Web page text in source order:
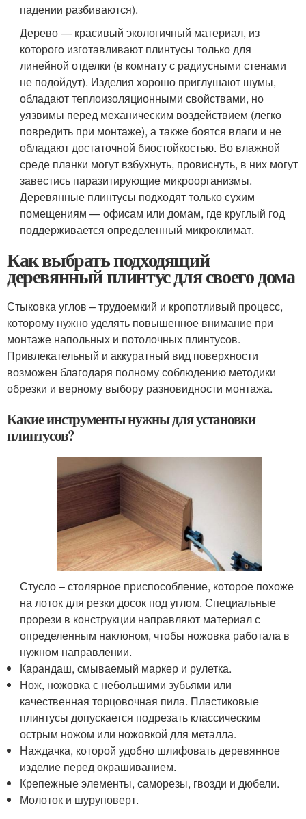
падении разбиваются).
Дерево — красивый экологичный материал, из
которого изготавливают плинтусы только для
линейной отделки (в комнату с радиусными стенами
не подойдут). Изделия хорошо приглушают шумы,
обладают теплоизоляционными свойствами, но
уязвимы перед механическим воздействием (легко
повредить при монтаже), а также боятся влаги и не
обладают достаточной биостойкостью. Во влажной
среде планки могут взбухнуть, провиснуть, в них могут
завестись паразитирующие микроорганизмы.
Деревянные плинтусы подходят только сухим
помещениям — офисам или домам, где круглый год
поддерживается определенный микроклимат.
Как выбрать подходящий
деревянный плинтус для своего дома
Стыковка углов – трудоемкий и кропотливый процесс,
которому нужно уделять повышенное внимание при
монтаже напольных и потолочных плинтусов.
Привлекательный и аккуратный вид поверхности
возможен благодаря полному соблюдению методики
обрезки и верному выбору разновидности монтажа.
Какие инструменты нужны для установки
плинтусов?
Стусло – столярное приспособление, которое похоже
на лоток для резки досок под углом. Специальные
прорези в конструкции направляют материал с
определенным наклоном, чтобы ножовка работала в
нужном направлении.
Карандаш, смываемый маркер и рулетка.
Нож, ножовка с небольшими зубьями или
качественная торцовочная пила. Пластиковые
плинтусы допускается подрезать классическим
острым ножом или ножовкой для металла.
Наждачка, которой удобно шлифовать деревянное
изделие перед окрашиванием.
Крепежные элементы, саморезы, гвозди и дюбели.
Молоток и шуруповерт.